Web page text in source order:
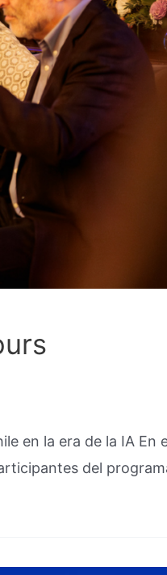
en la era de la IA
del